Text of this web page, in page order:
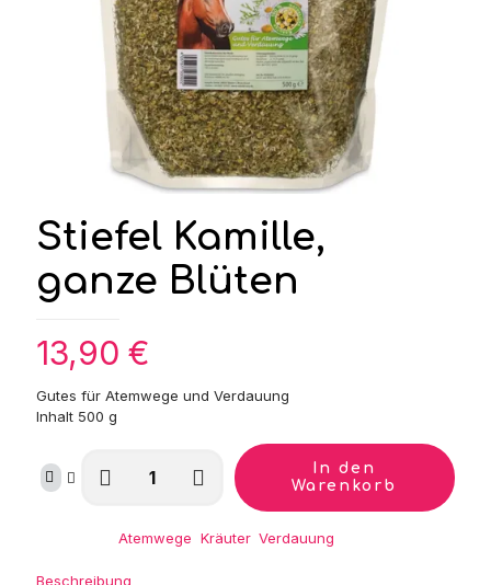
Stiefel Kamille,
ganze Blüten
13,90 €
Gutes für Atemwege und Verdauung
Inhalt 500 g
Menge
In den
Warenkorb
Atemwege Kräuter, Verdauung
Beschreibung